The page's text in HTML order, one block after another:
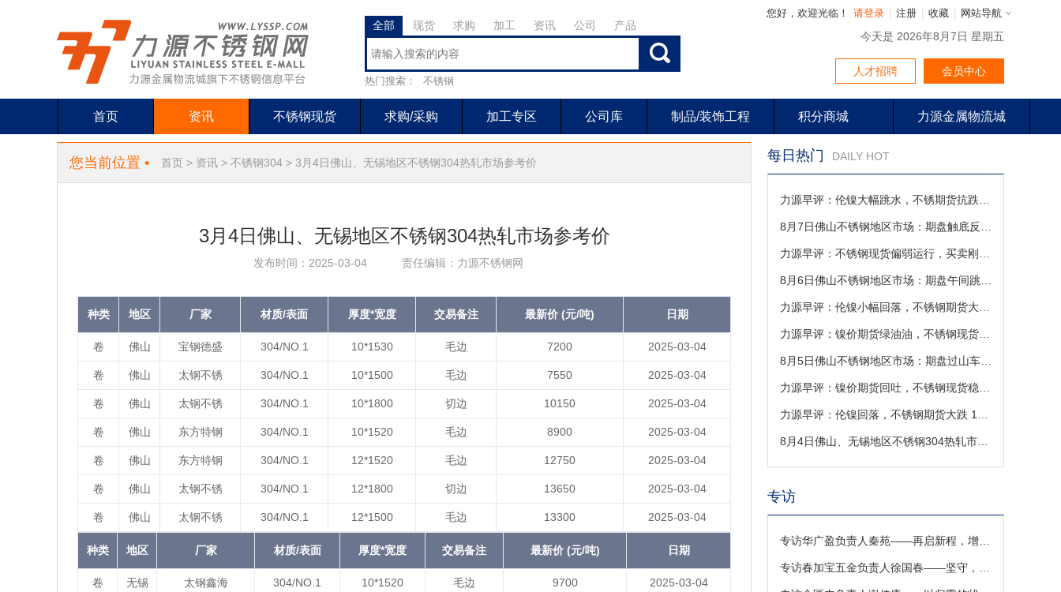
全部 现货 求购 加工 资讯 公司 产品
热门搜索： 不锈钢
收藏 网站导航
您好，欢迎光临！ 请登录 注册
今天是 2026年8月7日 星期五
人才招聘 会员中心
首页 资讯 不锈钢现货 求购/采购 加工专区 公司库 制品/装饰工程 积分商城 力源金属物流城
您当前位置 • 首页 > 资讯 > 不锈钢304 > 3月4日佛山、无锡地区不锈钢304热轧市场参考价
3月4日佛山、无锡地区不锈钢304热轧市场参考价
发布时间：2025-03-04 责任编辑：力源不锈钢网
种类 地区 厂家 材质/表面 厚度*宽度 交易备注 最新价 (元/吨) 日期
卷 佛山 宝钢德盛 304/NO.1 10*1530 毛边 7200 2025-03-04
卷 佛山 太钢不锈 304/NO.1 10*1500 毛边 7550 2025-03-04
卷 佛山 太钢不锈 304/NO.1 10*1800 切边 10150 2025-03-04
卷 佛山 东方特钢 304/NO.1 10*1520 毛边 8900 2025-03-04
卷 佛山 东方特钢 304/NO.1 12*1520 毛边 12750 2025-03-04
卷 佛山 太钢不锈 304/NO.1 12*1800 切边 13650 2025-03-04
卷 佛山 太钢不锈 304/NO.1 12*1500 毛边 13300 2025-03-04
种类 地区 厂家 材质/表面 厚度*宽度 交易备注 最新价 (元/吨) 日期
卷 无锡 太钢鑫海 304/NO.1 10*1520 毛边 9700 2025-03-04
每日热门 DAILY HOT
专访